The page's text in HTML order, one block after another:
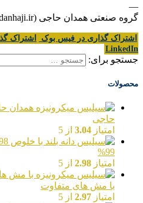
—
گروه صنعتی همدان حاجی (https://www.hamedanhaji.ir)
اشتراک گذاری در فیس بوک اشتراک
LinkedIn
جستجو برای:
محصولات
حاجی
امتیاز 3.04 از 5
99%
امتیاز 2.98 از 5
با مش های متفاوت
امتیاز 2.97 از 5